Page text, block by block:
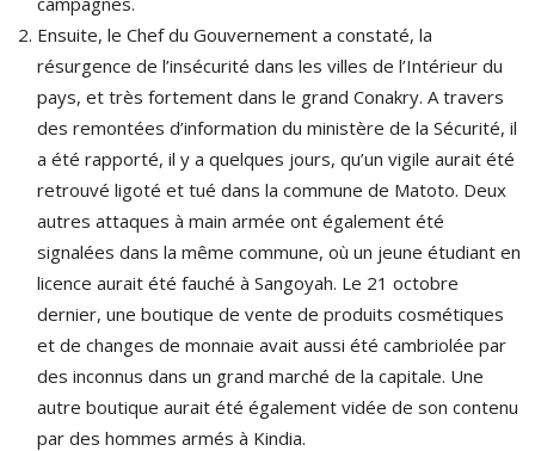
Ensuite, le Chef du Gouvernement a constaté, la
résurgence de l’insécurité dans les villes de l’Intérieur du
pays, et très fortement dans le grand Conakry. A travers
des remontées d’information du ministère de la Sécurité, il
a été rapporté, il y a quelques jours, qu’un vigile aurait été
retrouvé ligoté et tué dans la commune de Matoto. Deux
autres attaques à main armée ont également été
signalées dans la même commune, où un jeune étudiant en
licence aurait été fauché à Sangoyah. Le 21 octobre
dernier, une boutique de vente de produits cosmétiques
et de changes de monnaie avait aussi été cambriolée par
des inconnus dans un grand marché de la capitale. Une
autre boutique aurait été également vidée de son contenu
par des hommes armés à Kindia.